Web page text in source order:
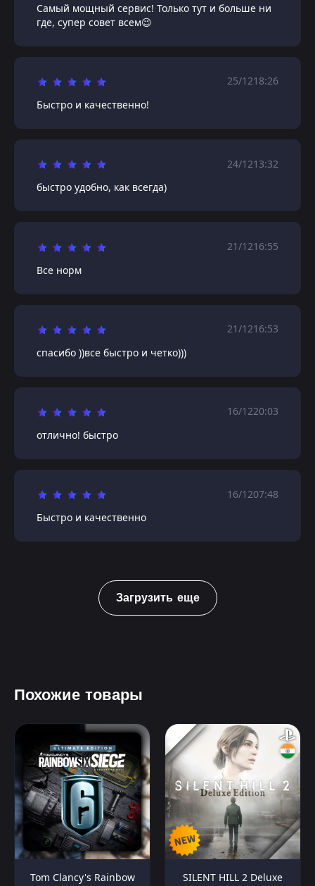
Самый мощный сервис! Только тут и больше ни
где, супер совет всем😉
25/1218:26
Быстро и качественно!
24/1213:32
быстро удобно, как всегда)
21/1216:55
Все норм
21/1216:53
спасибо ))все быстро и четко)))
16/1220:03
отлично! быстро
16/1207:48
Быстро и качественно
Загрузить еще
Похожие товары
Tom Clancy's Rainbow
SILENT HILL 2 Deluxe